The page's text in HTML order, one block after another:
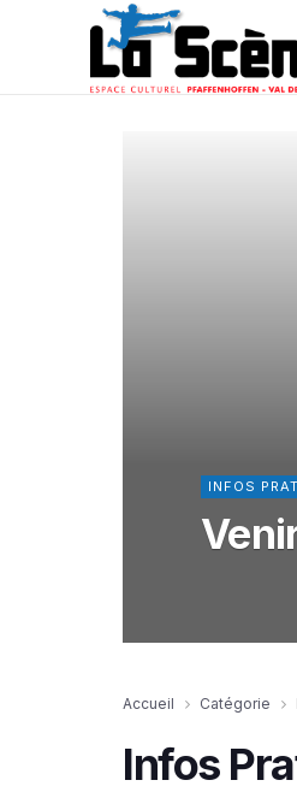
INFOS
Accueil Catégorie
Infos